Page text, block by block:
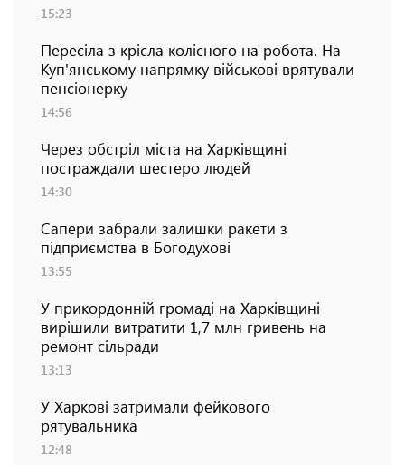
15:23
Пересіла з крісла колісного на робота. На
Куп'янському напрямку військові врятували
пенсіонерку
14:56
Через обстріл міста на Харківщині
постраждали шестеро людей
14:30
Сапери забрали залишки ракети з
підприємства в Богодухові
13:55
У прикордонній громаді на Харківщині
вирішили витратити 1,7 млн гривень на
ремонт сільради
13:13
У Харкові затримали фейкового
рятувальника
12:48